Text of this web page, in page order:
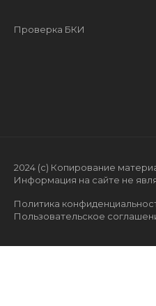
Проверка БКИ
2024 (с) Копирование
Информация на сайте не
Политика
Пользовательское